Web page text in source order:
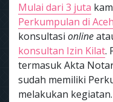
Mulai dari 3 juta
Perkumpulan di
konsultasi online
konsultan Izin Kilat.
termasuk Akta
sudah memiliki
melakukan kegiatan.